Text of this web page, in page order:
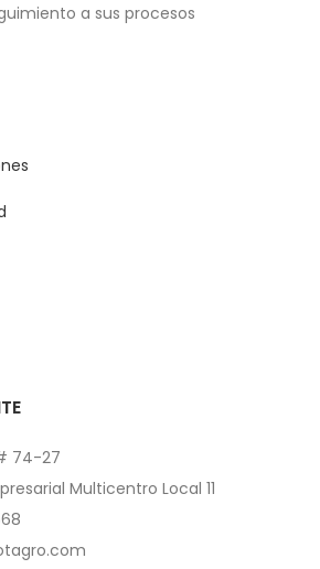
a sus procesos
74-27
Multicentro Local 11